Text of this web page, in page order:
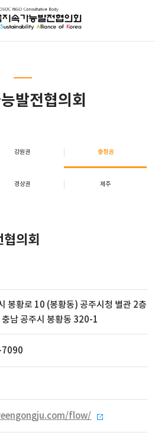
발전협의회
강원권 충청권
경상권 제주
의회
봉황로 10 (봉황동) 공주시청 별관 2층
충남 공주시 봉황동 320-1
flow/